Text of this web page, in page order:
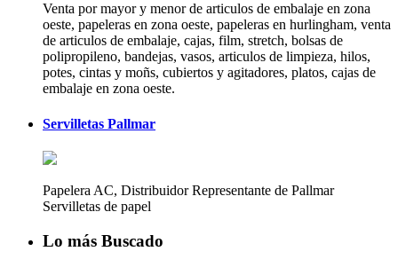
Venta por mayor y menor de articulos de embalaje en zona
oeste, papeleras en zona oeste, papeleras en hurlingham, venta
de articulos de embalaje, cajas, film, stretch, bolsas de
polipropileno, bandejas, vasos, articulos de limpieza, hilos,
potes, cintas y moñs, cubiertos y agitadores, platos, cajas de
embalaje en zona oeste.
Servilletas Pallmar
Papelera AC, Distribuidor Representante de Pallmar
Servilletas de papel
Lo más Buscado